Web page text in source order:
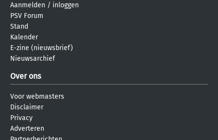
Aanmelden / inloggen
PSV Forum
Stand
Kalender
E-zine (nieuwsbrief)
Nieuwsarchief
Over ons
Voor webmasters
Disclaimer
Privacy
Adverteren